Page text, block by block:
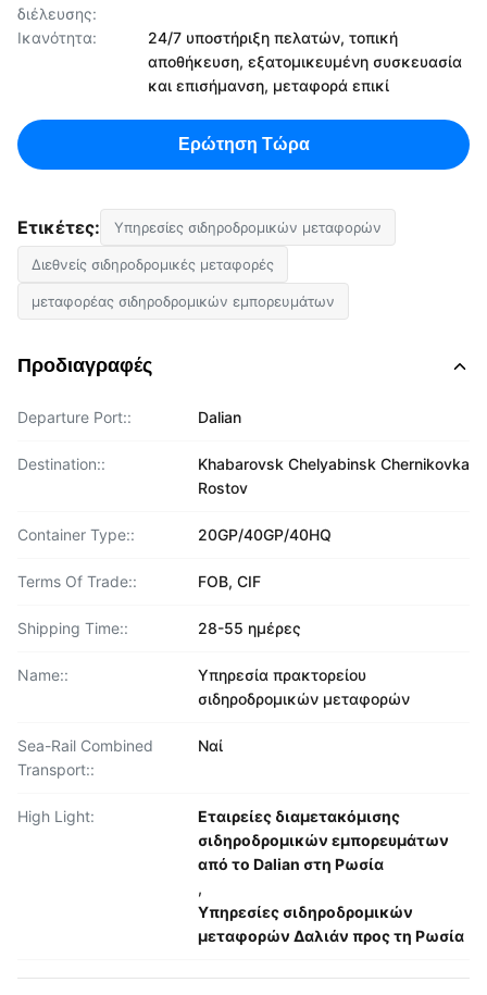
διέλευσης:
Ικανότητα:
24/7 υποστήριξη πελατών, τοπική
αποθήκευση, εξατομικευμένη συσκευασία
και επισήμανση, μεταφορά επικί
Ερώτηση Τώρα
Ετικέτες: Υπηρεσίες σιδηροδρομικών μεταφορών
Διεθνείς σιδηροδρομικές μεταφορές
μεταφορέας σιδηροδρομικών εμπορευμάτων
Προδιαγραφές
Departure Port:: Dalian
Destination::
Khabarovsk Chelyabinsk Chernikovka
Rostov
Container Type:: 20GP/40GP/40HQ
Terms Of Trade:: FOB, CIF
Shipping Time:: 28-55 ημέρες
Name::
Υπηρεσία πρακτορείου
σιδηροδρομικών μεταφορών
Sea-Rail Combined
Transport::
Ναί
High Light:
Εταιρείες διαμετακόμισης
σιδηροδρομικών εμπορευμάτων
από το Dalian στη Ρωσία
,
Υπηρεσίες σιδηροδρομικών
μεταφορών Δαλιάν προς τη Ρωσία